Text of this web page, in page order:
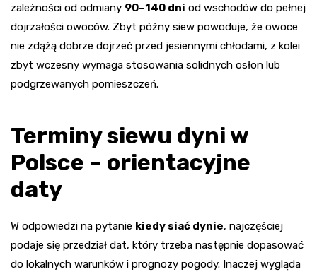
zależności od odmiany 90–140 dni od wschodów do pełnej
dojrzałości owoców. Zbyt późny siew powoduje, że owoce
nie zdążą dobrze dojrzeć przed jesiennymi chłodami, z kolei
zbyt wczesny wymaga stosowania solidnych osłon lub
podgrzewanych pomieszczeń.
Terminy siewu dyni w
Polsce – orientacyjne
daty
W odpowiedzi na pytanie kiedy siać dynie, najczęściej
podaje się przedział dat, który trzeba następnie dopasować
do lokalnych warunków i prognozy pogody. Inaczej wygląda